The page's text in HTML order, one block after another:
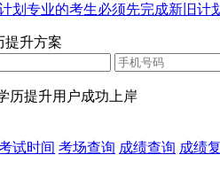
划专业的考生必须先完成新旧计
提升方案
历提升用户成功上岸
试时间 考场查询 成绩查询 成绩